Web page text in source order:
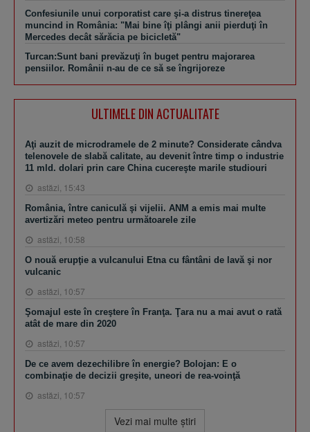
Confesiunile unui corporatist care şi-a distrus tinereţea
muncind in România: "Mai bine îţi plângi anii pierduţi în
Mercedes decât sărăcia pe bicicletă"
Turcan:Sunt bani prevăzuţi în buget pentru majorarea
pensiilor. Românii n-au de ce să se îngrijoreze
ULTIMELE DIN ACTUALITATE
Aţi auzit de microdramele de 2 minute? Considerate cândva
telenovele de slabă calitate, au devenit între timp o industrie
11 mld. dolari prin care China cucereşte marile studiouri
astăzi, 15:43
România, între caniculă şi vijelii. ANM a emis mai multe
avertizări meteo pentru următoarele zile
astăzi, 10:58
O nouă erupţie a vulcanului Etna cu fântâni de lavă şi nor
vulcanic
astăzi, 10:57
Şomajul este în creştere în Franţa. Ţara nu a mai avut o rată
atât de mare din 2020
astăzi, 10:57
De ce avem dezechilibre în energie? Bolojan: E o
combinaţie de decizii greşite, uneori de rea-voinţă
astăzi, 10:57
Vezi mai multe ştiri